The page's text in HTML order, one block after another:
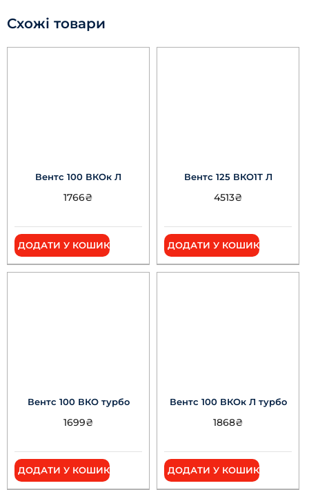
Схожі товари
Вентс 100 ВКОк Л
1766₴
ДОДАТИ У КОШИК
Вентс 125 ВКО1Т Л
4513₴
ДОДАТИ У КОШИК
Вентс 100 ВКО турбо
1699₴
ДОДАТИ У КОШИК
Вентс 100 ВКОк Л турбо
1868₴
ДОДАТИ У КОШИК